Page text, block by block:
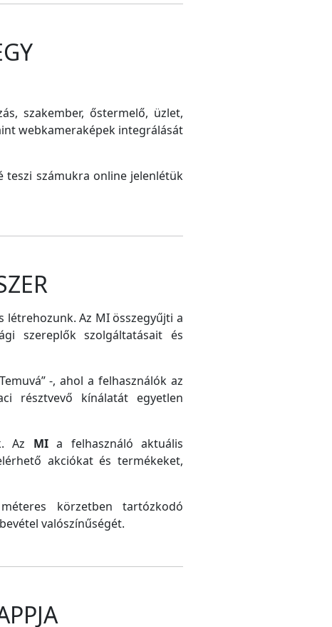
szakember, őstermelő, üzlet,
webkameraképek integrálását
teszi számukra online jelenlétük
létrehozunk. Az MI összegyűjti a
szereplők szolgáltatásait és
-, ahol a felhasználók az
résztvevő kínálatát egyetlen
Az MIa felhasználó aktuális
akciókat és termékeket,
körzetben tartózkodó
valószínűségét.